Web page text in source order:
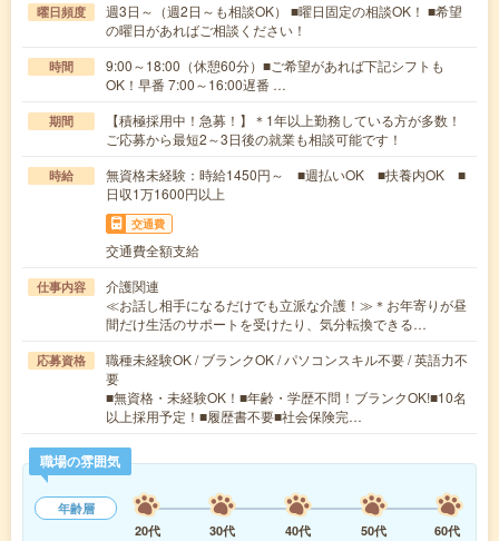
曜日頻度
週3日～（週2日～も相談OK） ■曜日固定の相談OK！ ■希望
の曜日があればご相談ください！
時間
9:00～18:00（休憩60分）■ご希望があれば下記シフトも
OK！早番 7:00～16:00遅番 …
期間
【積極採用中！急募！】＊1年以上勤務している方が多数！
ご応募から最短2～3日後の就業も相談可能です！
時給
無資格未経験：時給1450円～ ■週払いOK ■扶養内OK ■
日収1万1600円以上
交通費
交通費全額支給
仕事内容
介護関連
≪お話し相手になるだけでも立派な介護！≫＊お年寄りが昼
間だけ生活のサポートを受けたり、気分転換できる…
応募資格
職種未経験OK / ブランクOK / パソコンスキル不要 / 英語力不
要
■無資格・未経験OK！■年齢・学歴不問！ブランクOK!■10名
以上採用予定！■履歴書不要■社会保険完…
職場の雰囲気
年齢層
20代
30代 40代 50代
60代